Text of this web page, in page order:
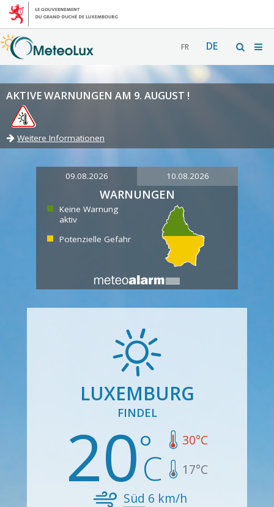
FR DE
AKTIVE WARNUNGEN AM 9. AUGUST !
Weitere Informationen
09.08.2026 10.08.2026
WARNUNGEN
Keine Warnung
aktiv
Potenzielle Gefahr
LUXEMBURG
FINDEL
20 30°C
17°C
Süd 6 km/h